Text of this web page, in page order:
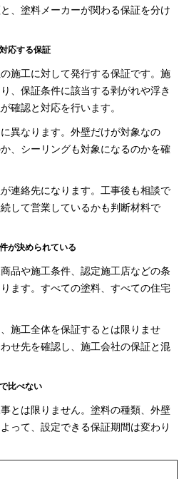
、塗料メーカーが関わる保証を分け
応する保証
施工に対して発行する保証です。施
、保証条件に該当する剥がれや浮き
確認と対応を行います。
異なります。外壁だけが対象なの
、シーリングも対象になるのかを確
連絡先になります。工事後も相談で
して営業しているかも判断材料で
が決められている
品や施工条件、認定施工店などの条
ます。すべての塗料、すべての住宅
施工全体を保証するとは限りませ
せ先を確認し、施工会社の保証と混
比べない
とは限りません。塗料の種類、外壁
って、設定できる保証期間は変わり